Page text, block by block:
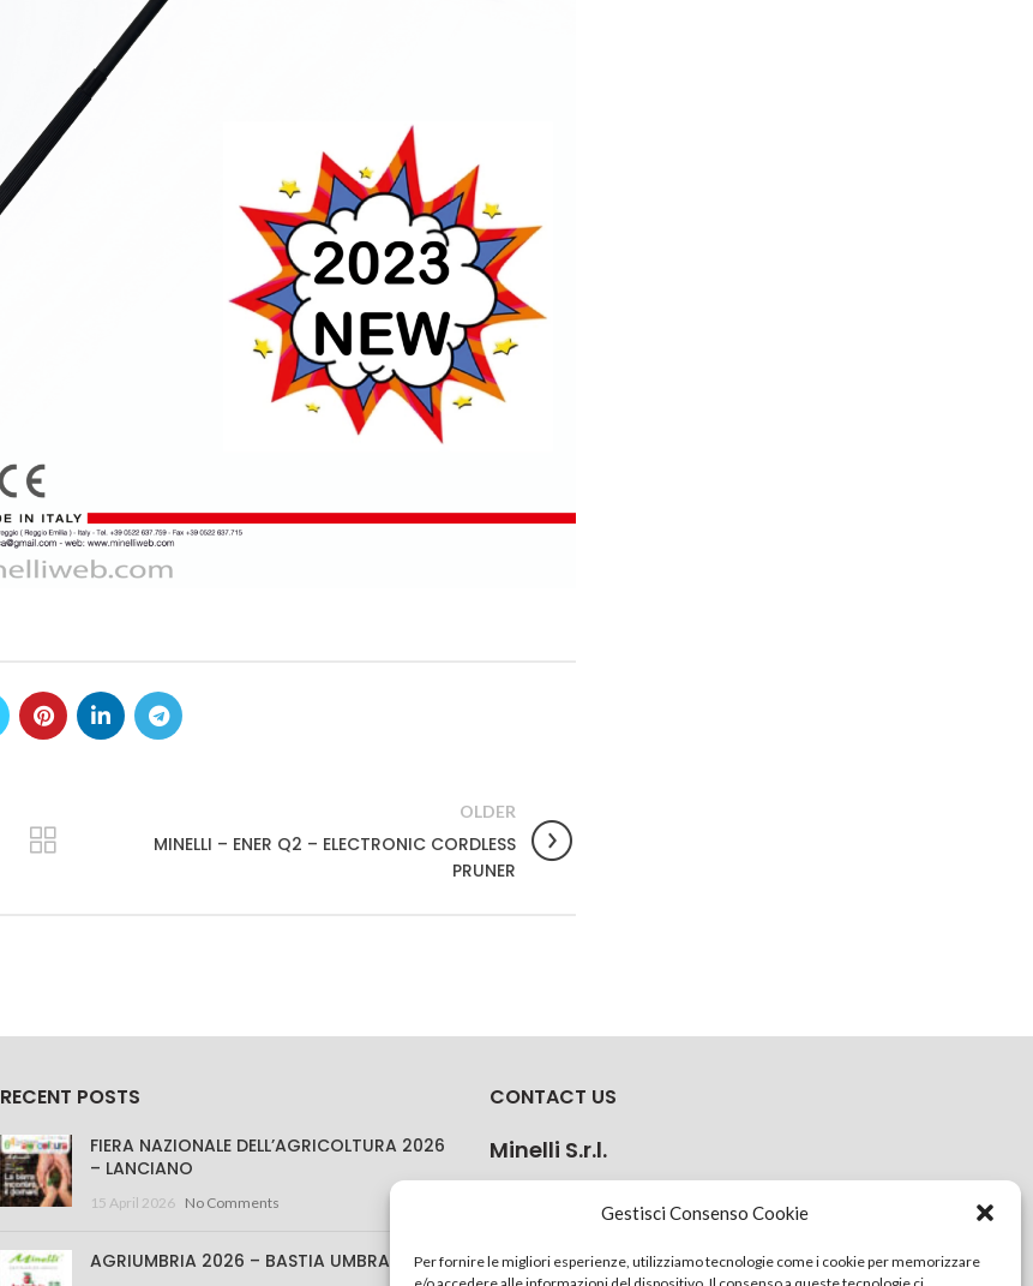
Gestisci Consenso Cookie
Per fornire le migliori esperienze, utilizziamo tecnologie come i cookie per memorizzare
OLDER
MINELLI – ENER Q2 – ELECTRONIC CORDLESS
PRUNER
RECENT POSTS
FIERA NAZIONALE DELL’AGRICOLTURA 2026
– LANCIANO
15 April 2026 No Comments
AGRIUMBRIA 2026 – BASTIA UMBRA
CONTACT US
Minelli S.r.l.
info@minelliweb.com